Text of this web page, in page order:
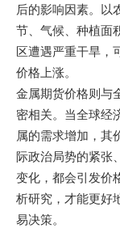
后的影响因素。以
节、气候、种植面
区遭遇严重干旱，
价格上涨。
金属期货价格则与
密相关。当全球经
属的需求增加，其
际政治局势的紧张
变化，都会引发价
析研究，才能更好
易决策。